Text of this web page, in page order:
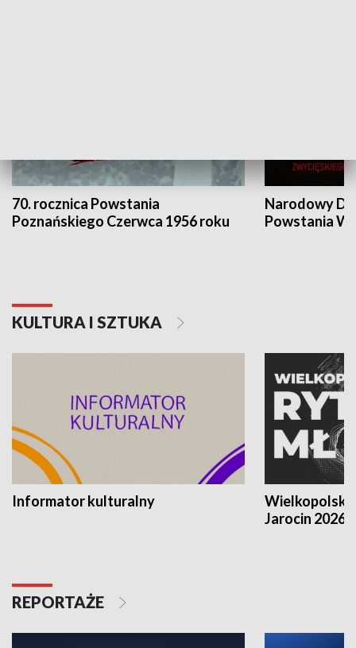
70. rocznica Powstania
Poznańskiego Czerwca 1956 roku
Narodowy
Powstania
KULTURA I SZTUKA
Informator kulturalny
Jarocin 2026
REPORTAŻE